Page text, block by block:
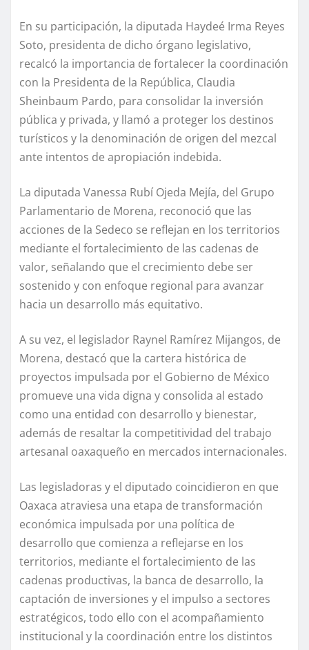
En su participación, la diputada Haydeé Irma Reyes
Soto, presidenta de dicho órgano legislativo,
recalcó la importancia de fortalecer la coordinación
con la Presidenta de la República, Claudia
Sheinbaum Pardo, para consolidar la inversión
pública y privada, y llamó a proteger los destinos
turísticos y la denominación de origen del mezcal
ante intentos de apropiación indebida.
La diputada Vanessa Rubí Ojeda Mejía, del Grupo
Parlamentario de Morena, reconoció que las
acciones de la Sedeco se reflejan en los territorios
mediante el fortalecimiento de las cadenas de
valor, señalando que el crecimiento debe ser
sostenido y con enfoque regional para avanzar
hacia un desarrollo más equitativo.
A su vez, el legislador Raynel Ramírez Mijangos, de
Morena, destacó que la cartera histórica de
proyectos impulsada por el Gobierno de México
promueve una vida digna y consolida al estado
como una entidad con desarrollo y bienestar,
además de resaltar la competitividad del trabajo
artesanal oaxaqueño en mercados internacionales.
Las legisladoras y el diputado coincidieron en que
Oaxaca atraviesa una etapa de transformación
económica impulsada por una política de
desarrollo que comienza a reflejarse en los
territorios, mediante el fortalecimiento de las
cadenas productivas, la banca de desarrollo, la
captación de inversiones y el impulso a sectores
estratégicos, todo ello con el acompañamiento
institucional y la coordinación entre los distintos